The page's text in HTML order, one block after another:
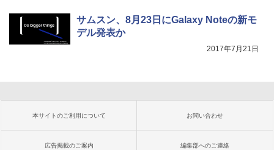
サムスン、8月23日にGalaxy Noteの新モ
デル発表か
2017年7月21日
本サイトのご利用について お問い合わせ
広告掲載のご案内 編集部へのご連絡